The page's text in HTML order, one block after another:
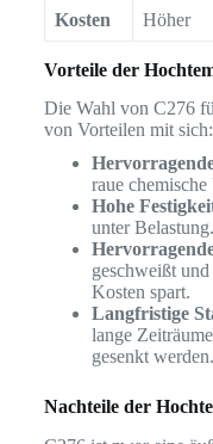
Kosten Höher
Vorteile der
Die Wahl von C276
von Vorteilen mit sich:
raue
Hohe
unter Belastung.
geschweißt
Kosten spart.
Langfristige
lange
gesenkt werden.
Nachteile der